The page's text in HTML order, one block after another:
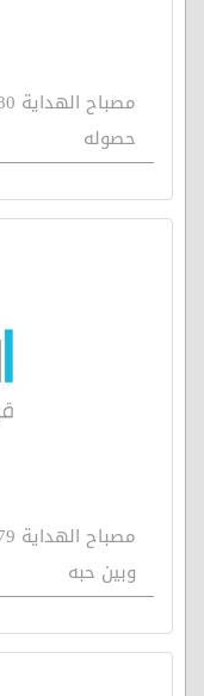
حصوله
وبين حبه